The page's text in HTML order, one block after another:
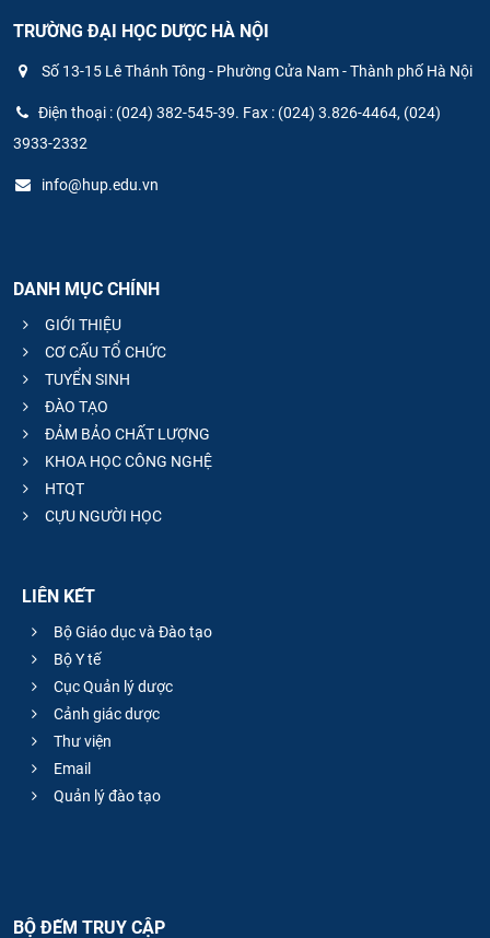
TRƯỜNG ĐẠI HỌC DƯỢC HÀ NỘI
Số 13-15 Lê Thánh Tông - Phường Cửa Nam - Thành phố Hà Nội
Điện thoại : (024) 382-545-39. Fax : (024) 3.826-4464, (024)
3933-2332
info@hup.edu.vn
DANH MỤC CHÍNH
GIỚI THIỆU
CƠ CẤU TỔ CHỨC
TUYỂN SINH
ĐÀO TẠO
ĐẢM BẢO CHẤT LƯỢNG
KHOA HỌC CÔNG NGHỆ
HTQT
CỰU NGƯỜI HỌC
LIÊN KẾT
Bộ Giáo dục và Đào tạo
Bộ Y tế
Cục Quản lý dược
Cảnh giác dược
Thư viện
Email
Quản lý đào tạo
BỘ ĐẾM TRUY CẬP